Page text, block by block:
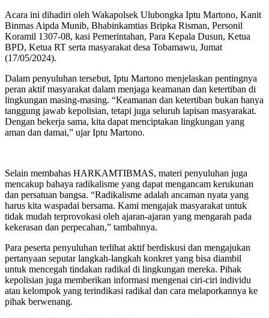
Acara ini dihadiri oleh Wakapolsek Ulubongka Iptu Martono, Kanit
Binmas Aipda Munib, Bhabinkamtias Bripka Risman, Personil
Koramil 1307-08, kasi Pemerintahan, Para Kepala Dusun, Ketua
BPD, Ketua RT serta masyarakat desa Tobamawu, Jumat
(17/05/2024).
Dalam penyuluhan tersebut, Iptu Martono menjelaskan pentingnya
peran aktif masyarakat dalam menjaga keamanan dan ketertiban di
lingkungan masing-masing. “Keamanan dan ketertiban bukan hanya
tanggung jawab kepolisian, tetapi juga seluruh lapisan masyarakat.
Dengan bekerja sama, kita dapat menciptakan lingkungan yang
aman dan damai,” ujar Iptu Martono.
Selain membahas HARKAMTIBMAS, materi penyuluhan juga
mencakup bahaya radikalisme yang dapat mengancam kerukunan
dan persatuan bangsa. “Radikalisme adalah ancaman nyata yang
harus kita waspadai bersama. Kami mengajak masyarakat untuk
tidak mudah terprovokasi oleh ajaran-ajaran yang mengarah pada
kekerasan dan perpecahan,” tambahnya.
Para peserta penyuluhan terlihat aktif berdiskusi dan mengajukan
pertanyaan seputar langkah-langkah konkret yang bisa diambil
untuk mencegah tindakan radikal di lingkungan mereka. Pihak
kepolisian juga memberikan informasi mengenai ciri-ciri individu
atau kelompok yang terindikasi radikal dan cara melaporkannya ke
pihak berwenang.